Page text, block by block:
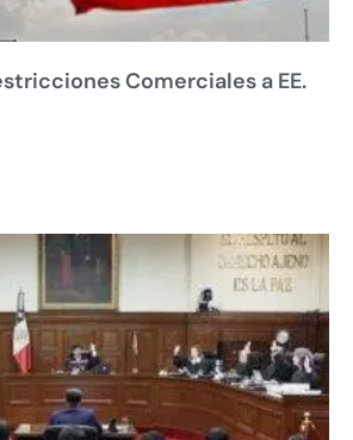
Comerciales a EE.